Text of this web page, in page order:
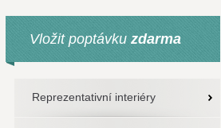
Vložit poptávku zdarma
Reprezentativní interiéry